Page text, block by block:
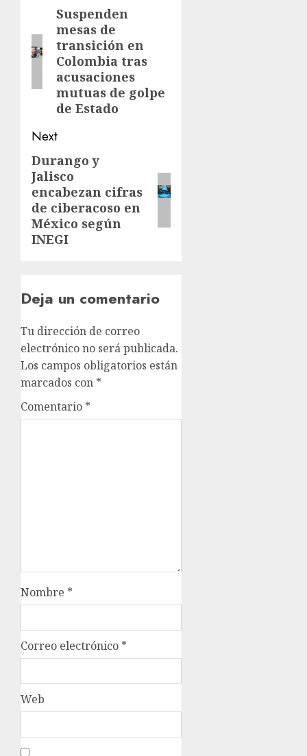
Suspenden
mesas de
transición en
Colombia tras
acusaciones
mutuas de golpe
de Estado
Next
Durango y
Jalisco
encabezan cifras
de ciberacoso en
México según
INEGI
Deja un comentario
Tu dirección de correo
electrónico no será publicada.
Los campos obligatorios están
marcados con *
Comentario *
Nombre *
Correo electrónico *
Web